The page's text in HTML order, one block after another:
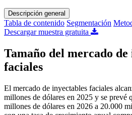
Descripción general
Tabla de contenido Segmentación
Descargar muestra gratuita
Tamaño del mercado de
faciales
El mercado de inyectables faciales
millones de dólares en 2025 y se prevé
millones de dólares en 2026 a 20.000